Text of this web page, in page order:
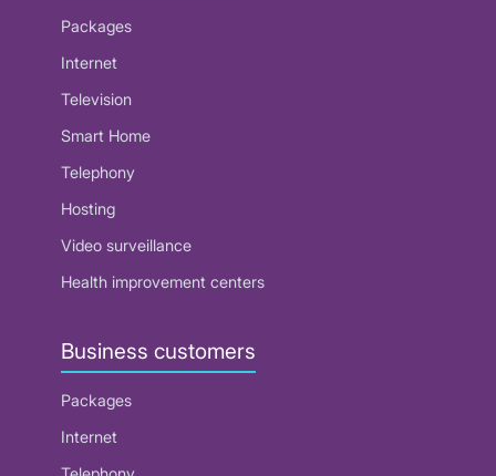
Packages
Internet
Television
Smart Home
Telephony
Hosting
Video surveillance
Health improvement centers
Business customers
Packages
Internet